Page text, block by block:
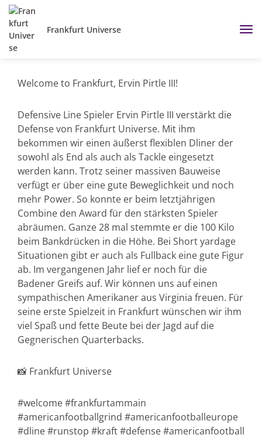
Frankfurt Universe
Welcome to Frankfurt, Ervin Pirtle III!
Defensive Line Spieler Ervin Pirtle III verstärkt die
Defense von Frankfurt Universe. Mit ihm
bekommen wir einen äußerst flexiblen Dliner der
sowohl als End als auch als Tackle eingesetzt
werden kann. Trotz seiner massiven Bauweise
verfügt er über eine gute Beweglichkeit und noch
mehr Power. So konnte er beim letztjährigen
Combine den Award für den stärksten Spieler
abräumen. Ganze 28 mal stemmte er die 100 Kilo
beim Bankdrücken in die Höhe. Bei Short yardage
Situationen gibt er auch als Fullback eine gute Figur
ab. Im vergangenen Jahr lief er noch für die
Badener Greifs auf. Wir können uns auf einen
sympathischen Amerikaner aus Virginia freuen. Für
seine erste Spielzeit in Frankfurt wünschen wir ihm
viel Spaß und fette Beute bei der Jagd auf die
Gegnerischen Quarterbacks.
📸 Frankfurt Universe
#welcome #frankfurtammain
#americanfootballgrind #americanfootballeurope
#dline #runstop #kraft #defense #americanfootball